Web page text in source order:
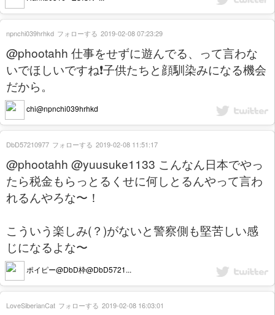
@phootahh 仕事をせずに遊んでる、って言わな
いでほしいですね❗️子供たちと顔馴染みになる機会
だから。
chi@npnchi039hrhkd
npnchi039hrhkd フォローする 2019-02-08 07:23:29
@phootahh @yuusuke1133 こんなん日本でやっ
たら税金もらっとるくせに何しとるんやって言わ
れるんやろな〜！
こういう楽しみ(？)がないと警察側も堅苦しい感
じになるよな〜
ポイピー@DbD枠@DbD5721...
DbD57210977 フォローする 2019-02-08 11:51:17
LoveSiberianCat フォローする 2019-02-08 16:03:01